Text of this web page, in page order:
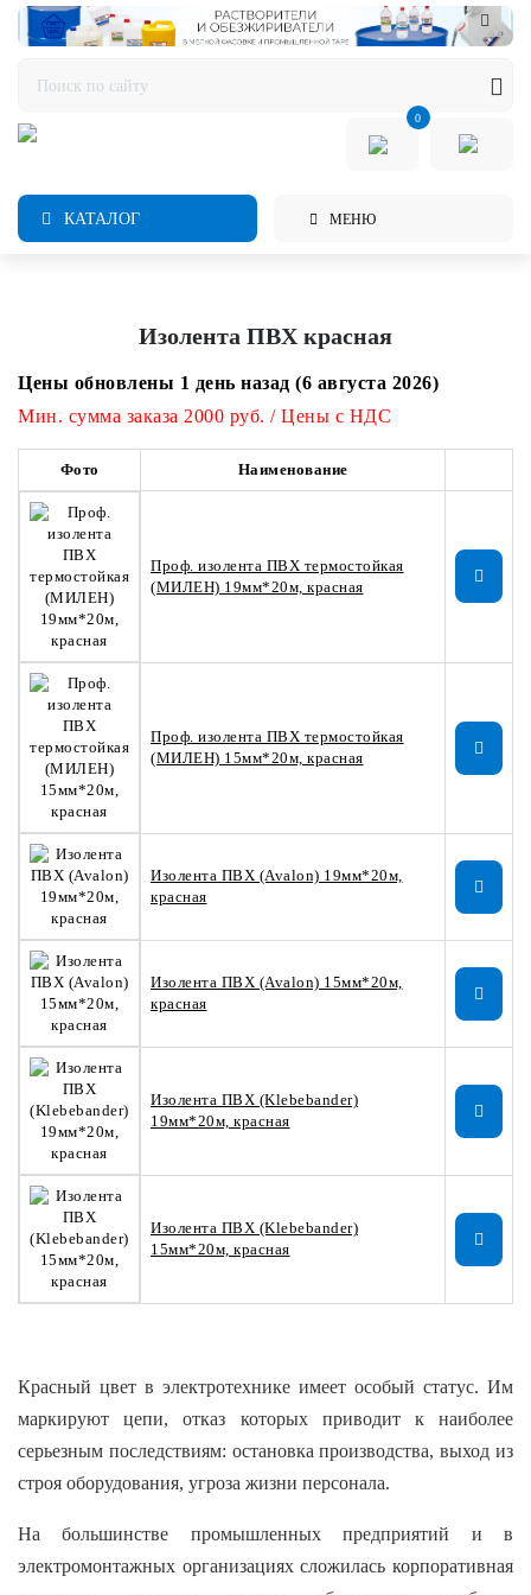
0
КАТАЛОГ МЕНЮ
Изолента ПВХ красная
Цены обновлены 1 день назад (6 августа 2026)
Мин. сумма заказа 2000 руб. / Цены с НДС
Фото Наименование
Проф. изолента ПВХ термостойкая
(МИЛЕН) 19мм*20м, красная
Проф. изолента ПВХ термостойкая
(МИЛЕН) 15мм*20м, красная
Изолента ПВХ (Avalon) 19мм*20м,
красная
Изолента ПВХ (Avalon) 15мм*20м,
красная
Изолента ПВХ (Klebebander)
19мм*20м, красная
Изолента ПВХ (Klebebander)
15мм*20м, красная
Красный цвет в электротехнике имеет особый статус. Им
маркируют цепи, отказ которых приводит к наиболее
серьезным последствиям: остановка производства, выход из
строя оборудования, угроза жизни персонала.
На большинстве промышленных предприятий и в
электромонтажных организациях сложилась корпоративная